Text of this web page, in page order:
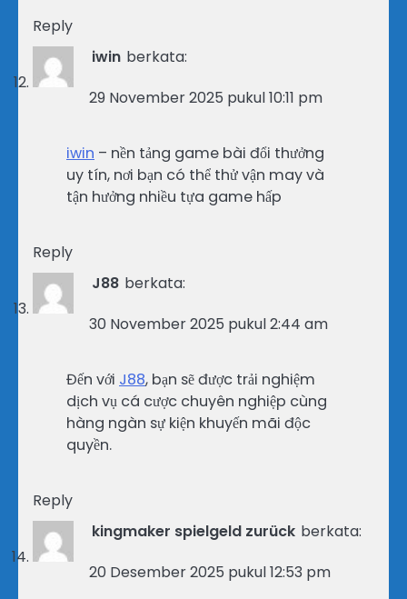
Reply
iwin berkata:
29 November 2025 pukul 10:11 pm
iwin – nền tảng game bài đổi thưởng
uy tín, nơi bạn có thể thử vận may và
tận hưởng nhiều tựa game hấp
Reply
J88 berkata:
30 November 2025 pukul 2:44 am
Đến với J88, bạn sẽ được trải nghiệm
dịch vụ cá cược chuyên nghiệp cùng
hàng ngàn sự kiện khuyến mãi độc
quyền.
Reply
kingmaker spielgeld zurück berkata:
20 Desember 2025 pukul 12:53 pm